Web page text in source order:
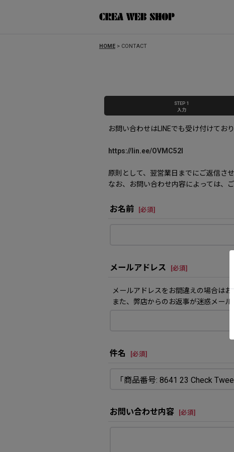
HOME > CONTACT
STEP 1
入力
お問い合わせはLINEでも受け付けており
https://lin.ee/OVMC52l
原則として、翌営業日までにご返信さ
なお、お問い合わせ内容によっては、
お名前 [必須]
メールアドレス [必須]
メールアドレスをお間違えの場合は
また、弊店からのお返事が迷惑メー
件名 [必須]
お問い合わせ内容 [必須]